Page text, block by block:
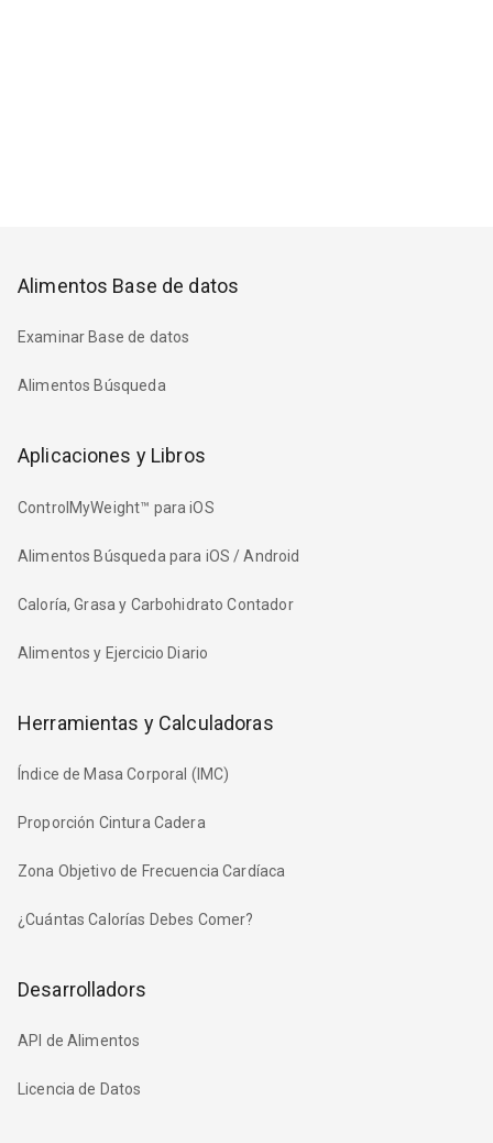
Alimentos Base de datos
Examinar Base de datos
Alimentos Búsqueda
Aplicaciones y Libros
ControlMyWeight™ para iOS
Alimentos Búsqueda para iOS / Android
Caloría, Grasa y Carbohidrato Contador
Alimentos y Ejercicio Diario
Herramientas y Calculadoras
Índice de Masa Corporal (IMC)
Proporción Cintura Cadera
Zona Objetivo de Frecuencia Cardíaca
¿Cuántas Calorías Debes Comer?
Desarrolladors
API de Alimentos
Licencia de Datos